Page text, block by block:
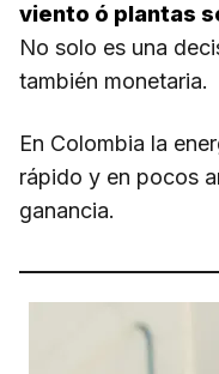
viento ó plantas
No solo es una
también monetaria.
En Colombia la
rápido y en pocos
ganancia.